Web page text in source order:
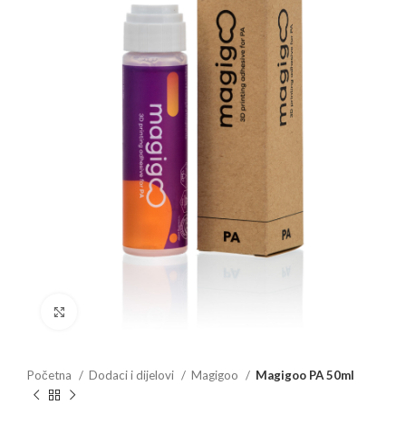
Početna Dodaci i dijelovi Magigoo Magigoo PA 50ml